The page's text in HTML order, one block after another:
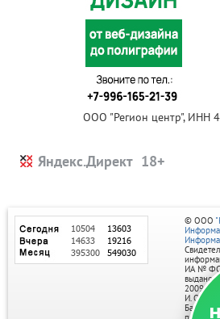
ООО "Регион центр", ИНН
Яндекс.Директ
© ООО
ИА № ФС
выдано
2009г.
И. О.
Баннеры